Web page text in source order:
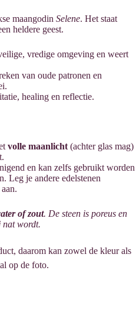
maangodin Selene. Het staat
heldere geest.
vredige omgeving en weert
van oude patronen en
healing en reflectie.
volle maanlicht (achter glas mag)
en kan zelfs gebruikt worden
Leg je andere edelstenen
of zout. De steen is poreus en
nat wordt.
daarom kan zowel de kleur als
op de foto.